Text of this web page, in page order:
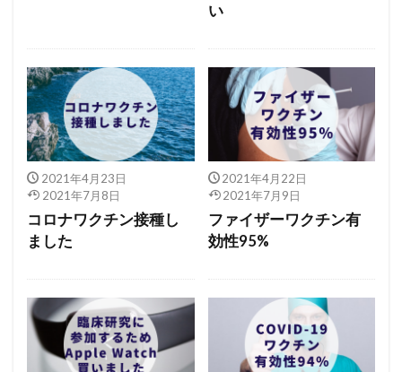
い
2021年4月23日
2021年7月8日
コロナワクチン接種し
ました
2021年4月22日
2021年7月9日
ファイザーワクチン有
効性95%